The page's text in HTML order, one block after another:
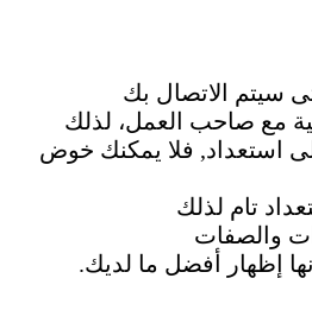
سيتم الاتصال بك
مع صاحب العمل، لذلك
استعداد, فلا يمكنك خوض
تام لذلك
والصفات
إظهار أفضل ما لديك.